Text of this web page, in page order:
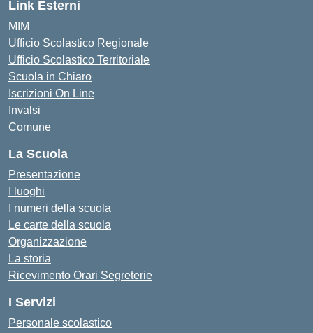
Link Esterni
MIM
Ufficio Scolastico Regionale
Ufficio Scolastico Territoriale
Scuola in Chiaro
Iscrizioni On Line
Invalsi
Comune
La Scuola
Presentazione
I luoghi
I numeri della scuola
Le carte della scuola
Organizzazione
La storia
Ricevimento Orari Segreterie
I Servizi
Personale scolastico